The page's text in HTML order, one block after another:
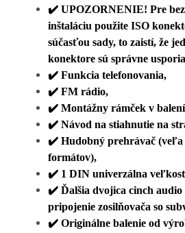
✔️ UPOZORNENIE! Pre
inštaláciu použite ISO
súčasťou sady, to zaistí, že
konektore sú správne
✔️ Funkcia telefonovania,
✔️ FM rádio,
✔️ Montážny rámček v
✔️ Návod na stiahnutie na
✔️ Hudobný prehrávač
formátov),
✔️ 1 DIN univerzálna
✔️ Ďalšia dvojica cinch
pripojenie zosilňovača so
✔️ Originálne balenie od